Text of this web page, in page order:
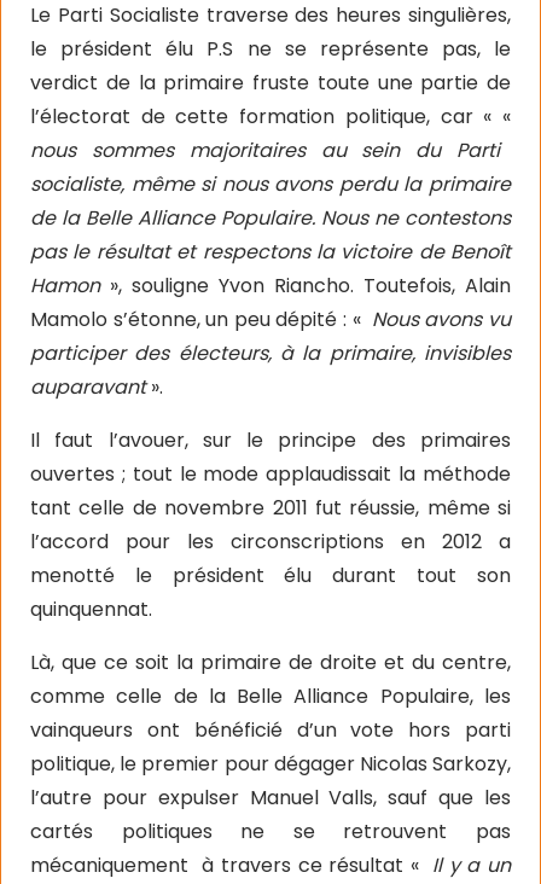
Le Parti Socialiste traverse des heures singulières,
le président élu P.S ne se représente pas, le
verdict de la primaire fruste toute une partie de
l’électorat de cette formation politique, car « «
nous sommes majoritaires au sein du Parti
socialiste, même si nous avons perdu la primaire
de la Belle Alliance Populaire. Nous ne contestons
pas le résultat et respectons la victoire de Benoît
Hamon », souligne Yvon Riancho. Toutefois, Alain
Mamolo s’étonne, un peu dépité : « Nous avons vu
participer des électeurs, à la primaire, invisibles
auparavant».
Il faut l’avouer, sur le principe des primaires
ouvertes ; tout le mode applaudissait la méthode
tant celle de novembre 2011 fut réussie, même si
l’accord pour les circonscriptions en 2012 a
menotté le président élu durant tout son
quinquennat.
Là, que ce soit la primaire de droite et du centre,
comme celle de la Belle Alliance Populaire, les
vainqueurs ont bénéficié d’un vote hors parti
politique, le premier pour dégager Nicolas Sarkozy,
l’autre pour expulser Manuel Valls, sauf que les
cartés politiques ne se retrouvent pas
mécaniquement à travers ce résultat « Il y a un